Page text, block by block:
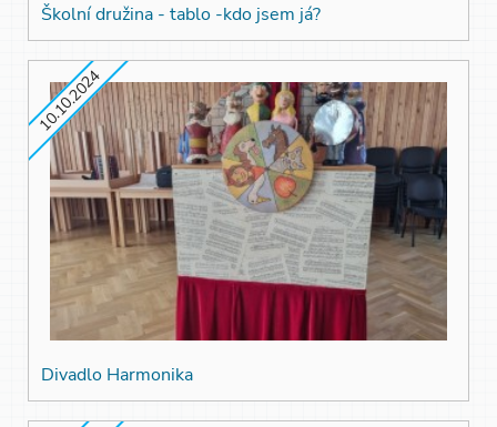
Školní družina - tablo -kdo jsem já?
10.10.2024
Divadlo Harmonika